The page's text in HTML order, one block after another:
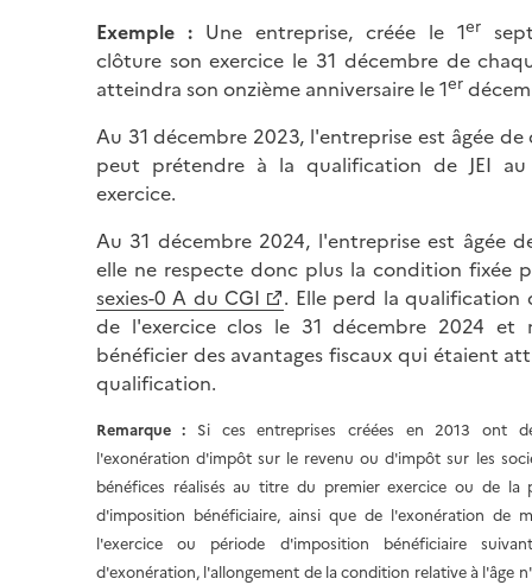
Exemple :Une entreprise, créée le 1er
clôture son exercice le 31 décembre de
atteindra son onzième anniversaire le 1er
Au 31 décembre 2023, l'entreprise est âgée de
peut prétendre à la qualification de JEI
exercice.
Au 31 décembre 2024, l'entreprise est âgée
elle ne respecte donc plus la condition fixée
sexies-0 A du CGI
. Elle perd la qualification
de l'exercice clos le 31 décembre 2024 et
bénéficier des avantages fiscaux qui étaient
qualification.
Remarque : Si ces entreprises créées en 2013 ont
l'exonération d'impôt sur le revenu ou d'impôt sur les
bénéfices réalisés au titre du premier exercice ou de la
d'imposition bénéficiaire, ainsi que de l'exonération de
l'exercice ou période d'imposition bénéficiaire
d'exonération, l'allongement de la condition relative à l'âge